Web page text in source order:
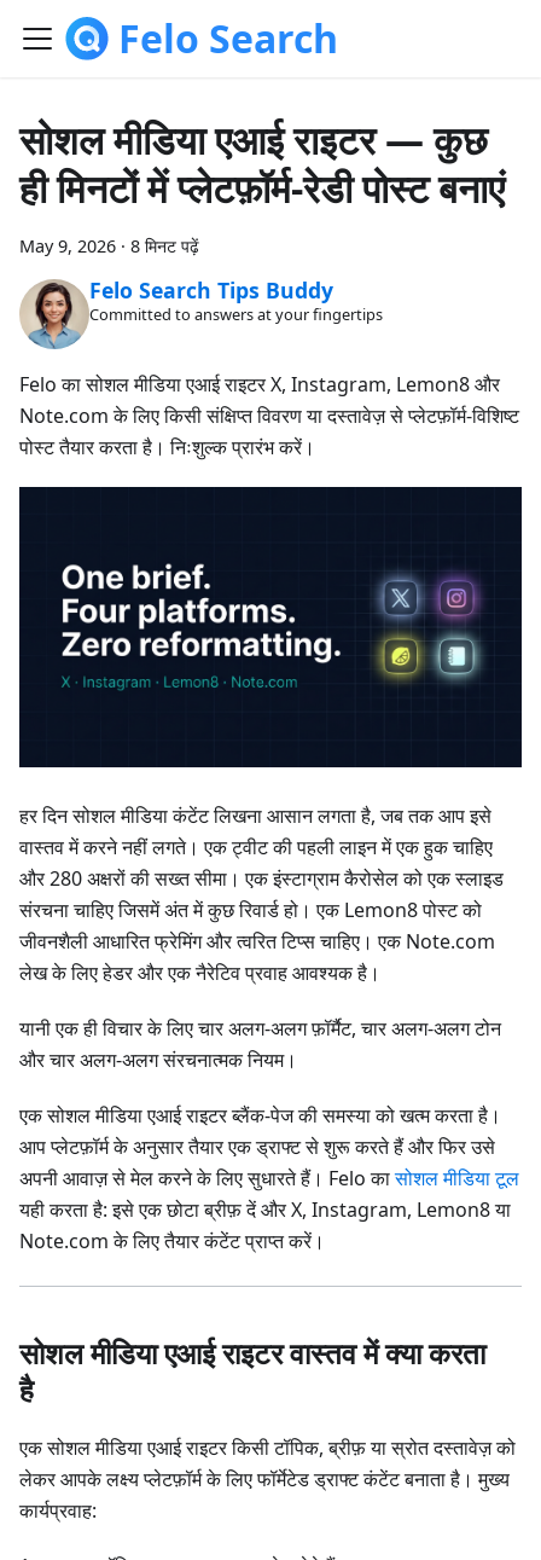
Felo Search
सोशल मीडिया एआई राइटर — कुछ
ही मिनटों में प्लेटफ़ॉर्म-रेडी पोस्ट बनाएं
May 9, 2026 · 8 मिनट पढ़ें
Felo Search Tips Buddy
Committed to answers at your fingertips
Felo का सोशल मीडिया एआई राइटर X, Instagram, Lemon8 और
Note.com के लिए किसी संक्षिप्त विवरण या दस्तावेज़ से प्लेटफ़ॉर्म-विशिष्ट
पोस्ट तैयार करता है। निःशुल्क प्रारंभ करें।
हर दिन सोशल मीडिया कंटेंट लिखना आसान लगता है, जब तक आप इसे
वास्तव में करने नहीं लगते। एक ट्वीट की पहली लाइन में एक हुक चाहिए
और 280 अक्षरों की सख्त सीमा। एक इंस्टाग्राम कैरोसेल को एक स्लाइड
संरचना चाहिए जिसमें अंत में कुछ रिवार्ड हो। एक Lemon8 पोस्ट को
जीवनशैली आधारित फ्रेमिंग और त्वरित टिप्स चाहिए। एक Note.com
लेख के लिए हेडर और एक नैरेटिव प्रवाह आवश्यक है।
यानी एक ही विचार के लिए चार अलग-अलग फ़ॉर्मैट, चार अलग-अलग टोन
और चार अलग-अलग संरचनात्मक नियम।
एक सोशल मीडिया एआई राइटर ब्लैंक-पेज की समस्या को खत्म करता है।
आप प्लेटफ़ॉर्म के अनुसार तैयार एक ड्राफ्ट से शुरू करते हैं और फिर उसे
अपनी आवाज़ से मेल करने के लिए सुधारते हैं। Felo कासोशल मीडिया टूल
यही करता है: इसे एक छोटा ब्रीफ़ दें और X, Instagram, Lemon8 या
Note.com के लिए तैयार कंटेंट प्राप्त करें।
सोशल मीडिया एआई राइटर वास्तव में क्या करता
है
एक सोशल मीडिया एआई राइटर किसी टॉपिक, ब्रीफ़ या स्रोत दस्तावेज़ को
लेकर आपके लक्ष्य प्लेटफ़ॉर्म के लिए फॉर्मेटेड ड्राफ्ट कंटेंट बनाता है। मुख्य
कार्यप्रवाह: